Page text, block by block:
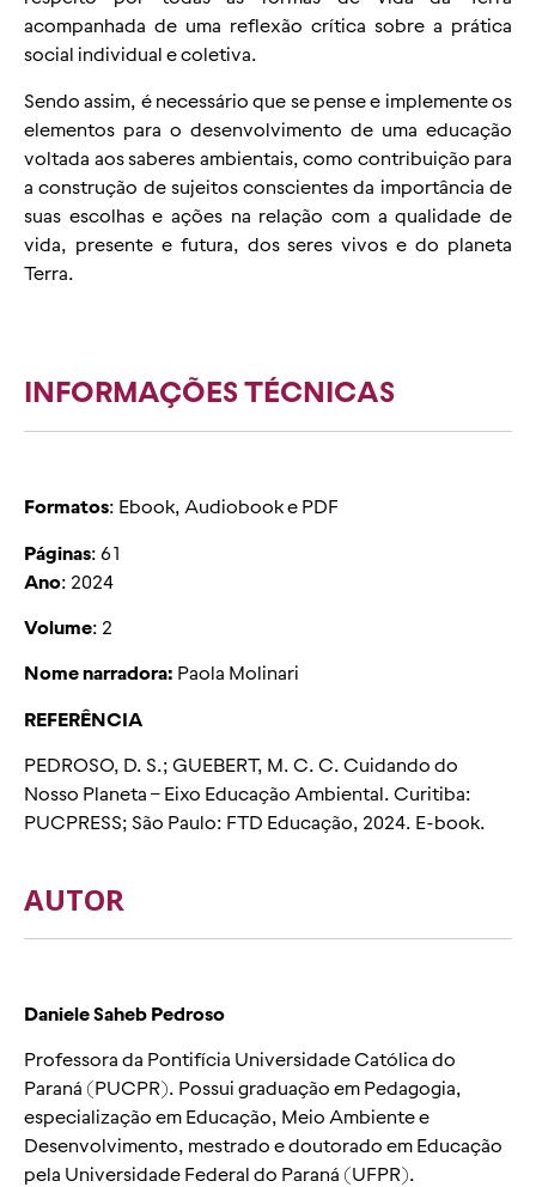
acompanhada de uma reflexão crítica sobre a prática
social individual e coletiva.
Sendo assim, é necessário que se pense e implemente os
elementos para o desenvolvimento de uma educação
voltada aos saberes ambientais, como contribuição para
a construção de sujeitos conscientes da importância de
suas escolhas e ações na relação com a qualidade de
vida, presente e futura, dos seres vivos e do planeta
Terra.
INFORMAÇÕES TÉCNICAS
Formatos: Ebook, Audiobook e PDF
Páginas: 61
Ano: 2024
Volume: 2
Nome narradora: Paola Molinari
REFERÊNCIA
PEDROSO, D. S.; GUEBERT, M. C. C. Cuidando do
Nosso Planeta – Eixo Educação Ambiental. Curitiba:
PUCPRESS; São Paulo: FTD Educação, 2024. E-book.
AUTOR
Daniele Saheb Pedroso
Professora da Pontifícia Universidade Católica do
Paraná (PUCPR). Possui graduação em Pedagogia,
especialização em Educação, Meio Ambiente e
Desenvolvimento, mestrado e doutorado em Educação
pela Universidade Federal do Paraná (UFPR).